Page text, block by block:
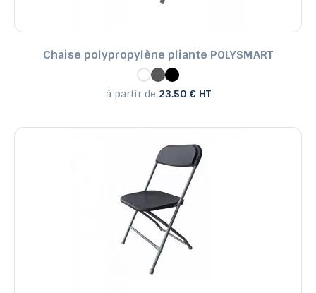
Chaise polypropylène pliante POLYSMART
à partir de 23.50 € HT